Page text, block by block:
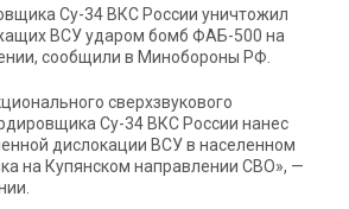
Су-34 ВКС России уничтожил
ВСУ ударом бомб ФАБ-500 на
сообщили в Минобороны РФ.
сверхзвукового
Су-34 ВКС России нанес
дислокации ВСУ в населенном
на Купянском направлении СВО», —